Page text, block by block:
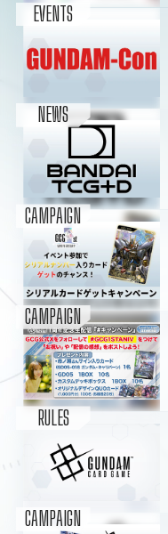
カード
イベント
ルール・Q&A
ショップ
EVENTS
NEWS
CAMPAIGN
CAMPAIGN
RULES
CAMPAIGN